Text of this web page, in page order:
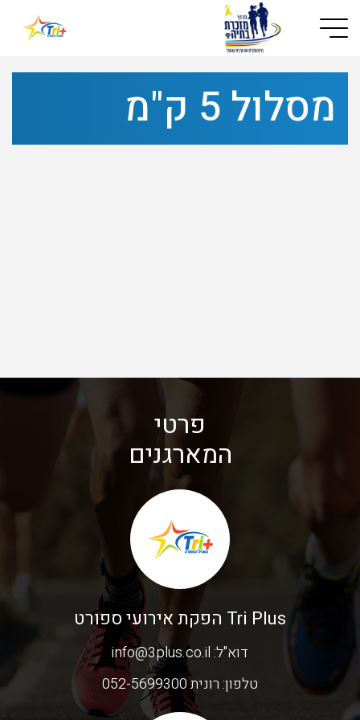
Button used only for devices with a small screen
מסלול 5 ק"מ
פרטי
המארגנים
Tri Plus הפקת אירועי ספורט
דוא"ל: info@3plus.co.il
טלפון: רונית 052-5699300